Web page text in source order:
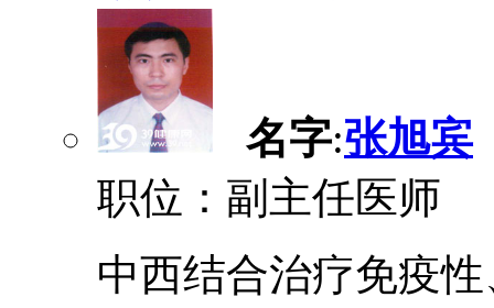
名字:张旭宾
职位：副主任医师
中西结合治疗免疫